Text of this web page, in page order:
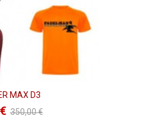
líneas totalmente diferentes.
los modelosROBER EVO,
. Por otro lado se encuentra la
CONICA, CÓNDOR EVO
. En ambas líneas cuentan con
las palas. Las mejores
sensación en sus palas y así
MAX D3
350,00 €